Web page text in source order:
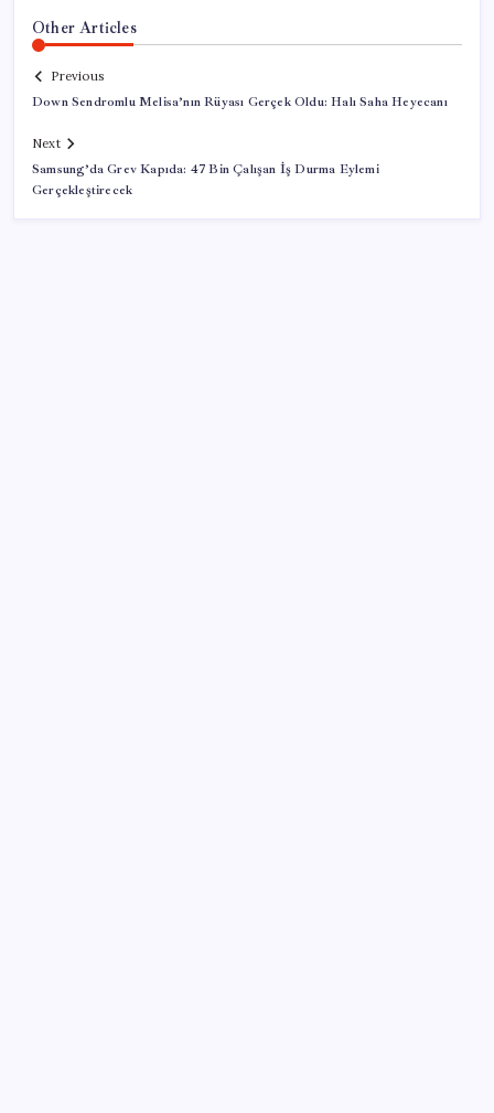
Other Articles
Previous
Down Sendromlu Melisa’nın Rüyası Gerçek Oldu: Halı Saha Heyecanı
Next
Samsung’da Grev Kapıda: 47 Bin Çalışan İş Durma Eylemi
Gerçekleştirecek